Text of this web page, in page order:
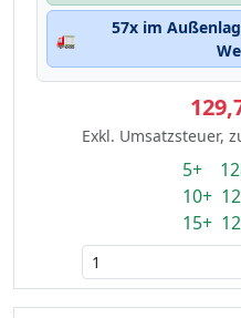
🚛
57x im
Exkl. Umsatzsteuer,
5+
10+
15+